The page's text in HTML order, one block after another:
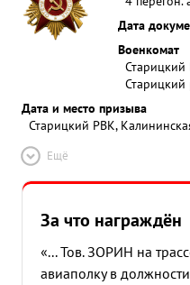
Дата
Военкомат
Старицкий
Старицкий
Дата и место призыва
Старицкий РВК,
Ещё
За что награждён
«... Тов. ЗОРИН на
авиаполку в